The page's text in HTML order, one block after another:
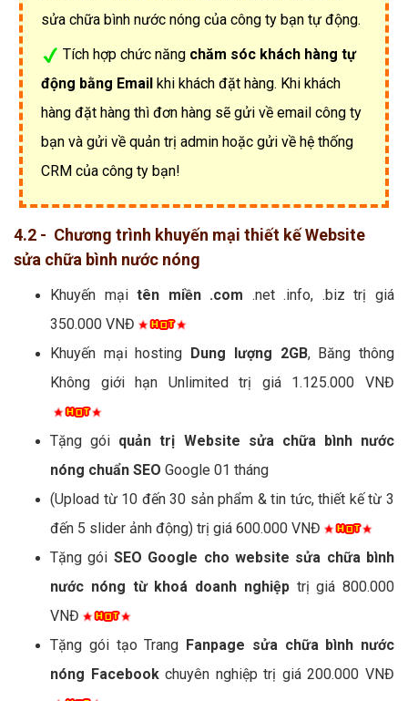
sửa chữa bình nước nóng của công ty bạn tự động.
Tích hợp chức năng chăm sóc khách hàng tự
động bằng Email khi khách đặt hàng. Khi khách
hàng đặt hàng thì đơn hàng sẽ gửi về email công ty
bạn và gửi về quản trị admin hoặc gửi về hệ thống
CRM của công ty bạn!
4.2 - Chương trình khuyến mại thiết kế Website
sửa chữa bình nước nóng
Khuyến mạitên miền .com .net .info, .biz trị giá
350.000 VNĐ
Khuyến mại hosting Dung lượng 2GB, Băng thông
Không giới hạn Unlimited trị giá 1.125.000 VNĐ
Tặng gói quản trị Website sửa chữa bình nước
nóng chuẩn SEO Google 01 tháng
(Upload từ 10 đến 30 sản phẩm & tin tức, thiết kế từ 3
đến 5 slider ảnh động) trị giá 600.000 VNĐ
Tặng gói SEO Google cho website sửa chữa bình
nước nóng từ khoá doanh nghiệptrị giá 800.000
VNĐ
Tặng gói tạo Trang Fanpage sửa chữa bình nước
nóng Facebookchuyên nghiệp trị giá 200.000 VNĐ